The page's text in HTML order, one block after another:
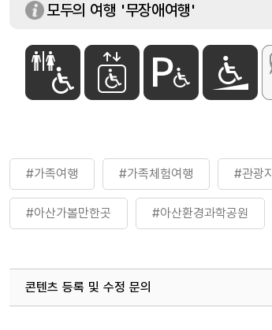
모두의 여행 '무장애여행'
#가족여행 #가족체험여행 #관광지
#아산가볼만한곳 #아산환경과학공원
콘텐츠 등록 및 수정 문의